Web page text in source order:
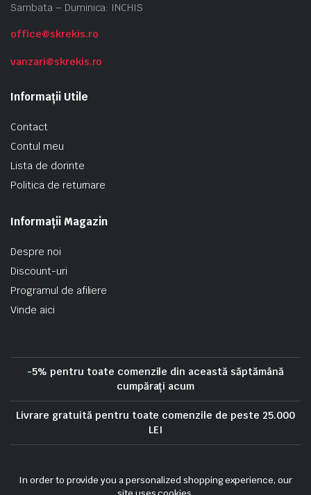
Sambata – Duminica: INCHIS
office@skrekis.ro
vanzari@skrekis.ro
Informații Utile
Contact
Contul meu
Lista de dorinte
Politica de returnare
Informații Magazin
Despre noi
Discount-uri
Programul de afiliere
Vinde aici
-5% pentru toate comenzile din această săptămână
cumpărați acum
Livrare gratuită pentru toate comenzile de peste 25.000
LEI
Termeni si conditii
Politica de rambursare
In order to provide you a personalized shopping experience, our